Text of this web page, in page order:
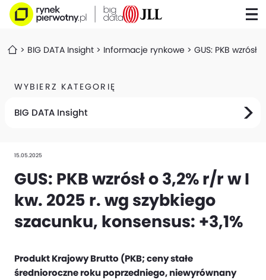
BIG DATA Insight Informacje rynkowe GUS: PKB
WYBIERZ KATEGORIĘ
BIG DATA Insight
15.05.2025
GUS: PKB wzrósł o 3,2% r/r w I
kw. 2025 r. wg szybkiego
szacunku, konsensus: +3,1%
Produkt Krajowy Brutto (PKB; ceny stałe
średnioroczne roku poprzedniego, niewyrównany